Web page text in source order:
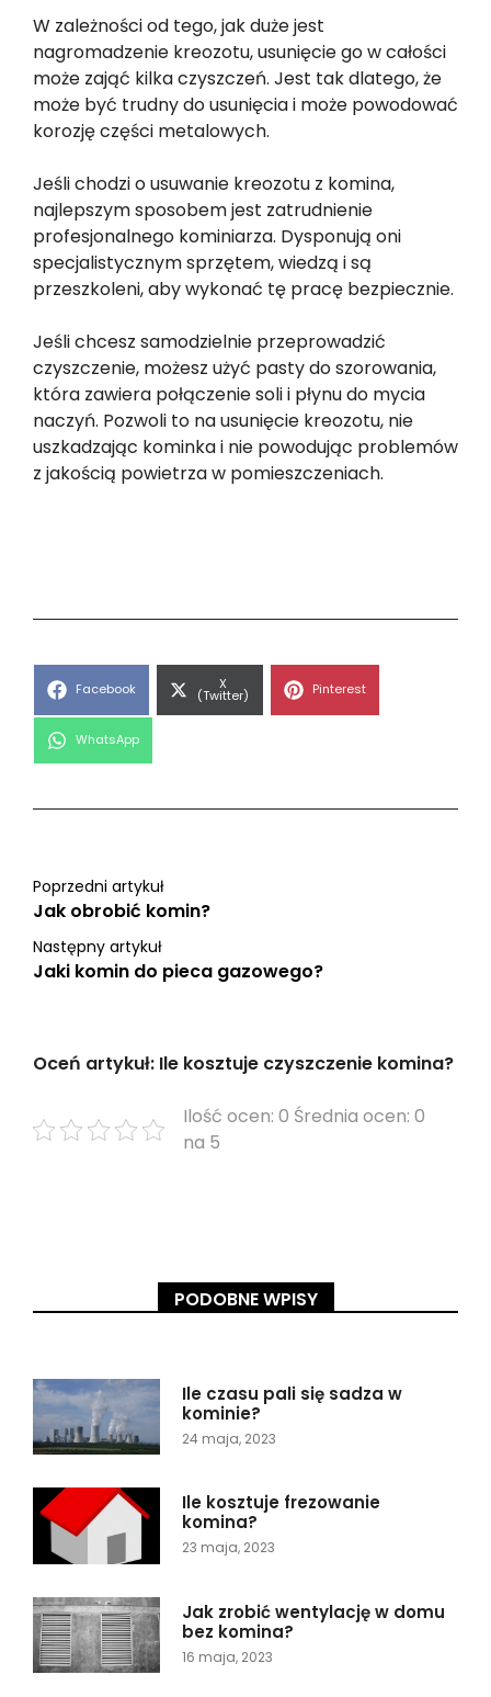
W zależności od tego, jak duże jest
nagromadzenie kreozotu, usunięcie go w całości
może zająć kilka czyszczeń. Jest tak dlatego, że
może być trudny do usunięcia i może powodować
korozję części metalowych.
Jeśli chodzi o usuwanie kreozotu z komina,
najlepszym sposobem jest zatrudnienie
profesjonalnego kominiarza. Dysponują oni
specjalistycznym sprzętem, wiedzą i są
przeszkoleni, aby wykonać tę pracę bezpiecznie.
Jeśli chcesz samodzielnie przeprowadzić
czyszczenie, możesz użyć pasty do szorowania,
która zawiera połączenie soli i płynu do mycia
naczyń. Pozwoli to na usunięcie kreozotu, nie
uszkadzając kominka i nie powodując problemów
z jakością powietrza w pomieszczeniach.
Share
Facebook Share
on
X
(Twitter) Share
Pinterest
Share
WhatsApp
Poprzedni artykuł
Jak obrobić komin?
Następny artykuł
Jaki komin do pieca gazowego?
Oceń artykuł: Ile kosztuje czyszczenie komina?
Ilość ocen: 0 Średnia ocen: 0
na 5
PODOBNE WPISY
Ile czasu pali się sadza w
kominie?
24 maja, 2023
Ile kosztuje frezowanie
komina?
23 maja, 2023
Jak zrobić wentylację w domu
bez komina?
16 maja, 2023